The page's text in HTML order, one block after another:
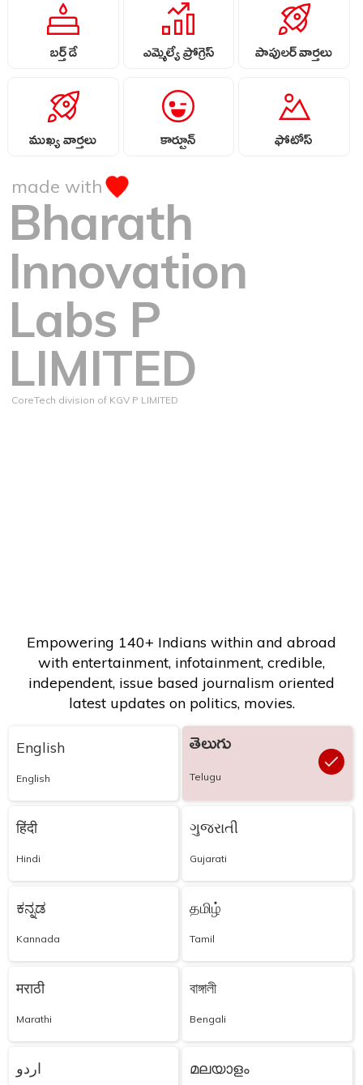
బర్త్ డే ఎమ్మెల్యే ప్రోగ్రెస్ పాపులర్ వార్తలు
ముఖ్య వార్తలు కార్టూన్ ఫోటోస్
made with
Bharath
Innovation
Labs P
LIMITED
CoreTech division of KGV P LIMITED
Empowering 140+ Indians within and abroad
with entertainment, infotainment, credible,
independent, issue based journalism oriented
latest updates on politics, movies.
English
English
తెలుగు
Telugu
हिंदी
Hindi
ગુજરાતી
Gujarati
ಕನ್ನಡ
Kannada
தமிழ்
Tamil
मराठी
Marathi
বাঙ্গালী
Bengali
اردو മലയാളം